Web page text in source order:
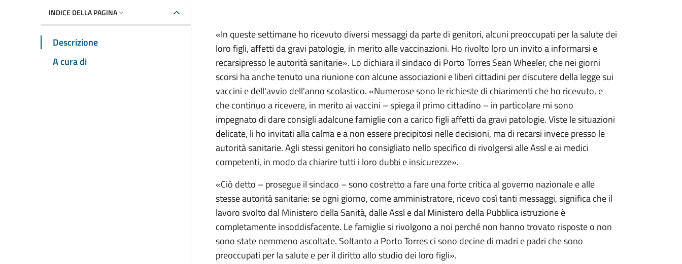
INDICE DELLA PAGINA
Descrizione
A cura di
«In queste settimane ho ricevuto diversi messaggi da parte di genitori, alcuni preoccupati per la salute dei
loro figli, affetti da gravi patologie, in merito alle vaccinazioni. Ho rivolto loro un invito a informarsi e
recarsipresso le autorità sanitarie». Lo dichiara il sindaco di Porto Torres Sean Wheeler, che nei giorni
scorsi ha anche tenuto una riunione con alcune associazioni e liberi cittadini per discutere della legge sui
vaccini e dell'avvio dell'anno scolastico. «Numerose sono le richieste di chiarimenti che ho ricevuto, e
che continuo a ricevere, in merito ai vaccini – spiega il primo cittadino – in particolare mi sono
impegnato di dareconsigliadalcune famiglie con a carico figli affetti da gravi patologie. Viste le situazioni
delicate, li ho invitati alla calma e a non essere precipitosi nelle decisioni, ma di recarsi invece presso le
autorità sanitarie. Agli stessi genitori ho consigliato nello specifico di rivolgersi alle Assl e ai medici
competenti, in modo da chiarire tutti i loro dubbi e insicurezze».
«Ciò detto – prosegue il sindaco – sono costretto a fare una forte critica al governo nazionale e alle
stesse autorità sanitarie: se ogni giorno, come amministratore, ricevo così tanti messaggi, significa che il
lavoro svolto dal Ministero della Sanità, dalle Assl e dal Ministero della Pubblica istruzioneè
completamenteinsoddisfacente. Le famiglie si rivolgono a noi perché non hanno trovato risposte o non
sono state nemmeno ascoltate. Soltanto a Porto Torres ci sono decine di madri e padri che sono
preoccupati per la salutee per il diritto allo studio dei loro figli».